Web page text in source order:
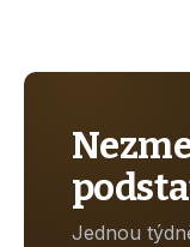
Jednou